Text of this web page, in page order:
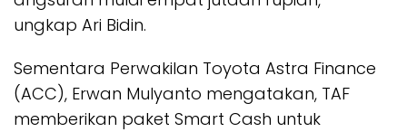
ungkap Ari Bidin.
Sementara Perwakilan Toyota Astra Finance
(ACC), Erwan Mulyanto mengatakan, TAF
memberikan paket Smart Cash untuk